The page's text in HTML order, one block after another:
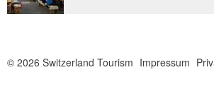
© 2026 Switzerland Tourism Impressum